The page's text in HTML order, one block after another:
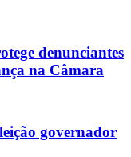
denunciantes
na Câmara
governador